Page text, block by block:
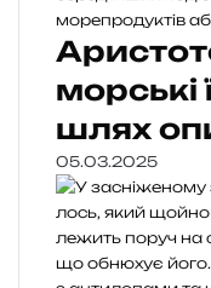
морські
шлях
05.03.2025